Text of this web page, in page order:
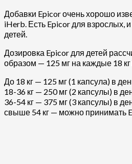
Добавки Epicor очень хорошо
iHerb. Есть Epicor для взрослых,
детей.
Дозировка Epicor для детей
образом — 125 мг на каждые 18
До 18 кг — 125 мг (1 капсула) в
18-36 кг — 250 мг (2 капсулы) в
36-54 кг — 375 мг (3 капсулы) в
свыше 54 кг — можно принимать